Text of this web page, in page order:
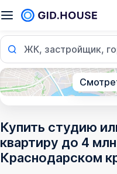
ЖК, застройщик,
Купить студию
квартиру до 4
Краснодарском